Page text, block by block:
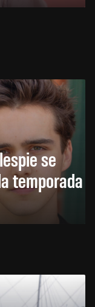
se
temporada